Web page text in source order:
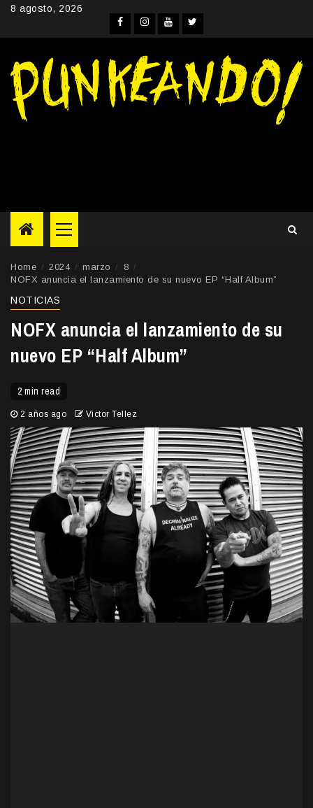
Skip8 agosto, 2026
Facebook
Instagram
YouTube
Twitter
Primary
Menu
Home 2024 marzo
8
NOFX anuncia el lanzamiento de su nuevo EP “Half Album”
NOTICIAS
NOFX anuncia el lanzamiento de su
nuevo EP “Half Album”
2 min read
2 años ago Victor Tellez